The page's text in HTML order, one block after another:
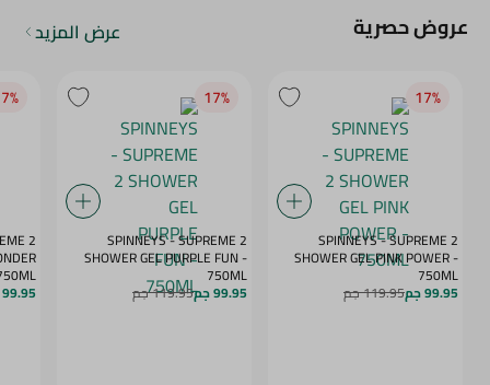
عروض حصرية عرض المزيد
17‎%‎
SPINNEYS - SUPREME 2
SHOWER GEL PINK POWER -
750ML
99.95 جم 119.95 جم
17‎%‎
SPINNEYS - SUPREME 2
SHOWER GEL PURPLE FUN -
750ML
99.95 جم 119.95 جم
2
99.95 جم